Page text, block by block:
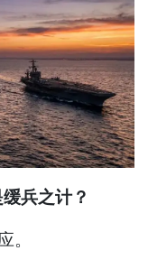
兵之计？
。